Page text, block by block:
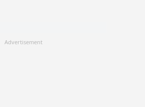
Advertisement